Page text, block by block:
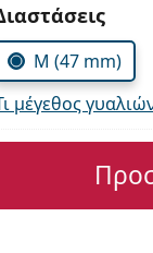
M (47 mm)
μέγεθος